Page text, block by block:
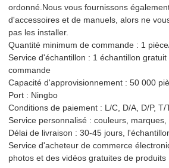
ordonné.Nous vous fournissons
d'accessoires et de manuels, alors ne
pas les installer.
Quantité minimum de commande : 1
Service d'échantillon : 1 échantillon
commande
Capacité d'approvisionnement : 50 000
Port : Ningbo
Conditions de paiement : L/C, D/A, D/P, T/
Service personnalisé : couleurs, marques,
Délai de livraison : 30-45 jours,
Service d'acheteur de commerce
photos et des vidéos gratuites de produits